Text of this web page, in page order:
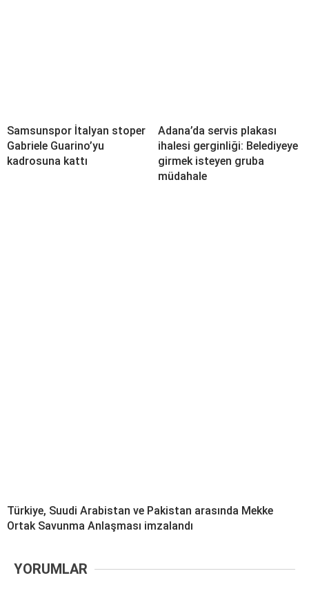
Samsunspor İtalyan stoper
Gabriele Guarino’yu
kadrosuna kattı
Adana’da servis plakası
ihalesi gerginliği: Belediyeye
girmek isteyen gruba
müdahale
Türkiye, Suudi Arabistan ve Pakistan arasında Mekke
Ortak Savunma Anlaşması imzalandı
YORUMLAR